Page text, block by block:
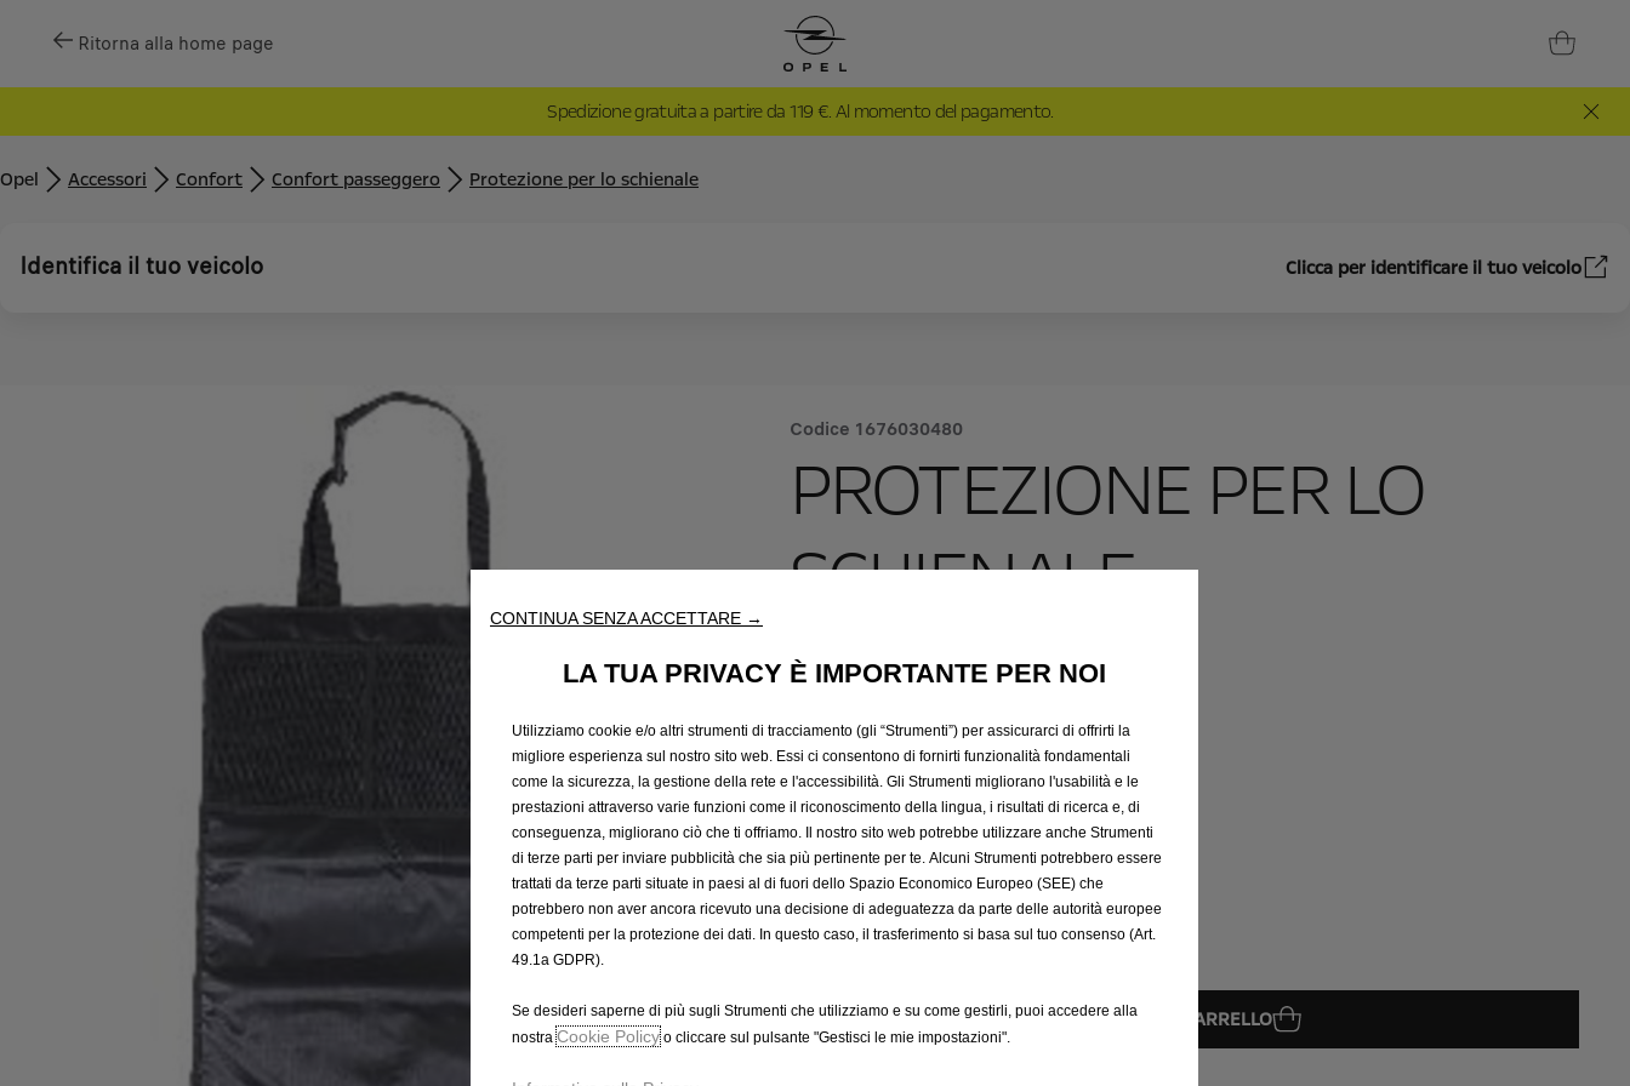
Ritorna alla home page
Spedizione gratuita a partire da 119 €. Al momento del pagamento.
Opel Accessori Confort Confort passeggero Protezione per lo schienale
Identifica il tuo veicolo Clicca per identificare il tuo veicolo
Codice 1676030480
PROTEZIONE PER LO
SCHIENALE
19,07 €
P
i
c
e
i
s
1
7
€
IVA inclusa/Unità
-
+
Q
u
a
n
t
i
t
u
p
AGGIUNGI AL CARRELLO
CONTINUA SENZA ACCETTARE →
LA TUA PRIVACY È IMPORTANTE PER NOI
Utilizziamo cookie e/o altri strumenti di tracciamento (gli “Strumenti”) per assicurarci di offrirti la
migliore esperienza sul nostro sito web. Essi ci consentono di fornirti funzionalità fondamentali
come la sicurezza, la gestione della rete e l'accessibilità. Gli Strumenti migliorano l'usabilità e le
prestazioni attraverso varie funzioni come il riconoscimento della lingua, i risultati di ricerca e, di
conseguenza, migliorano ciò che ti offriamo. Il nostro sito web potrebbe utilizzare anche Strumenti
di terze parti per inviare pubblicità che sia più pertinente per te. Alcuni Strumenti potrebbero essere
trattati da terze parti situate in paesi al di fuori dello Spazio Economico Europeo (SEE) che
potrebbero non aver ancora ricevuto una decisione di adeguatezza da parte delle autorità europee
competenti per la protezione dei dati. In questo caso, il trasferimento si basa sul tuo consenso (Art.
49.1a GDPR).
Se desideri saperne di più sugli Strumenti che utilizziamo e su come gestirli, puoi accedere alla
nostraCookie Policyo cliccare sul pulsante "Gestisci le mie impostazioni".